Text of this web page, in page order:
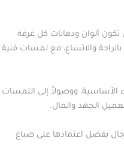
ألوان ودهانات كل غرفة
والاتساع، مع لمسات فنية
الأساسية، ووصولاً إلى اللمسات
الجهد والمال.
بفضل اعتمادها على صباغ